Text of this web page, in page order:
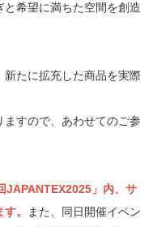
と希望に満ちた空間を創造
たに拡充した商品を実際
すので、あわせてのご参
JAPANTEX2025」内、サ
。
また、同日開催イベン